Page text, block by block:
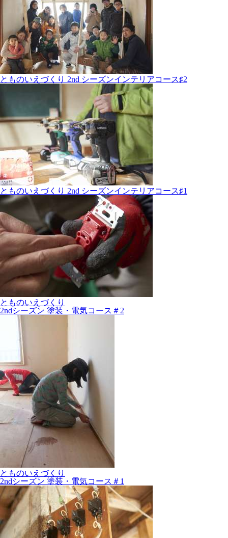
とものいえづくり 2nd シーズンインテリアコース♯2
とものいえづくり 2nd シーズンインテリアコース♯1
とものいえづくり
2ndシーズン 塗装・電気コース＃2
とものいえづくり
2ndシーズン 塗装・電気コース＃1